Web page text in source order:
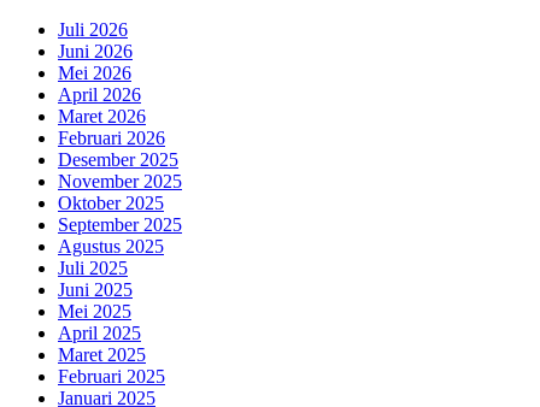
Juli 2026
Juni 2026
Mei 2026
April 2026
Maret 2026
Februari 2026
Desember 2025
November 2025
Oktober 2025
September 2025
Agustus 2025
Juli 2025
Juni 2025
Mei 2025
April 2025
Maret 2025
Februari 2025
Januari 2025